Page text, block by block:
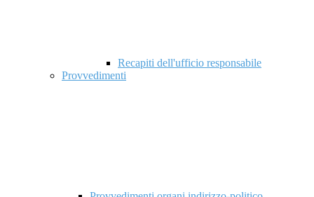
Recapiti dell'ufficio responsabile
Provvedimenti